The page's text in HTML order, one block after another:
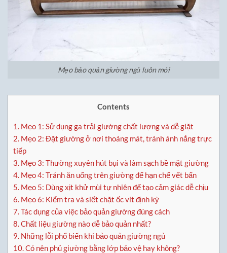
Mẹo bảo quản giường ngủ luôn mới
Contents
1. Mẹo 1: Sử dụng ga trải giường chất lượng và dễ giặt
2. Mẹo 2: Đặt giường ở nơi thoáng mát, tránh ánh nắng trực
tiếp
3. Mẹo 3: Thường xuyên hút bụi và làm sạch bề mặt giường
4. Mẹo 4: Tránh ăn uống trên giường để hạn chế vết bẩn
5. Mẹo 5: Dùng xịt khử mùi tự nhiên để tạo cảm giác dễ chịu
6. Mẹo 6: Kiểm tra và siết chặt ốc vít định kỳ
7.Tác dụng của việc bảo quản giường đúng cách
8.Chất liệu giường nào dễ bảo quản nhất?
9. Những lỗi phổ biến khi bảo quản giường ngủ
10.Có nên phủ giường bằng lớp bảo vệ hay không?